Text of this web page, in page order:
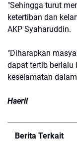
"Sehingga turut
ketertiban dan
AKP Syaharuddin.
"Diharapkan
dapat tertib berlalu
keselamatan
Haeril
Berita Terkait